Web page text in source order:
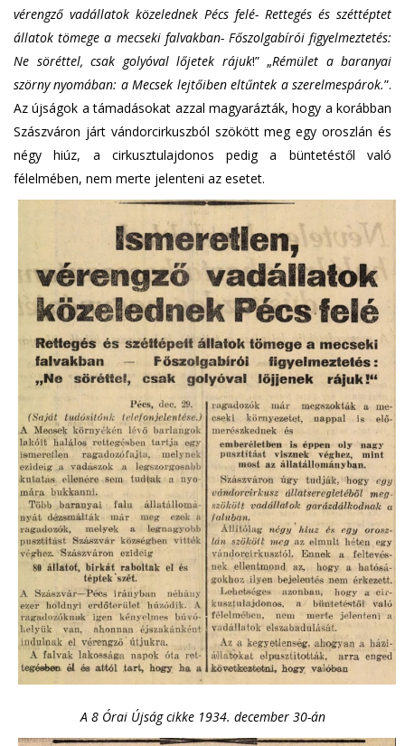
vérengző vadállatok közelednek Pécs felé- Rettegés és széttéptet
állatok tömege a mecseki falvakban- Főszolgabírói figyelmeztetés:
Ne söréttel, csak golyóval lőjetek rájuk!” „Rémület a baranyai
szörny nyomában: a Mecsek lejtőiben eltűntek a szerelmespárok.”.
Az újságok a támadásokat azzal magyarázták, hogy a korábban
Szászváron járt vándorcirkuszból szökött meg egy oroszlán és
négy hiúz, a cirkusztulajdonos pedig a büntetéstől való
félelmében, nem merte jelenteni az esetet.
A 8 Órai Újság cikke 1934. december 30-án